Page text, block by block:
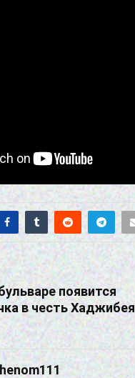
появится
в честь Хаджибея